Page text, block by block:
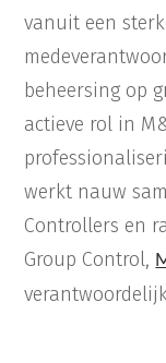
vanuit een
beheersing op
actieve rol in
werkt nauw
Controllers en
Group Control,